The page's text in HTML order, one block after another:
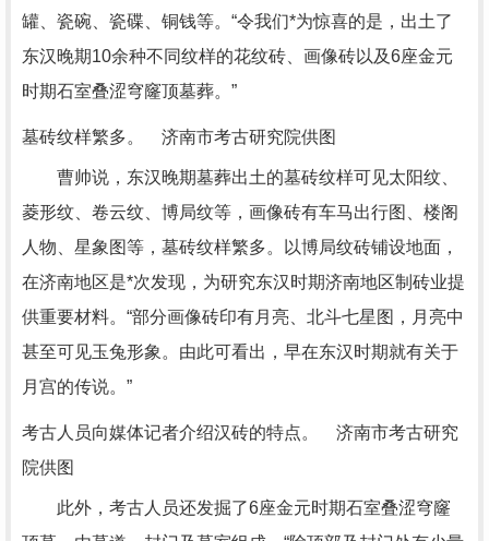
罐、瓷碗、瓷碟、铜钱等。“令我们*为惊喜的是，出土了
东汉晚期10余种不同纹样的花纹砖、画像砖以及6座金元
时期石室叠涩穹窿顶墓葬。”
墓砖纹样繁多。 济南市考古研究院供图
曹帅说，东汉晚期墓葬出土的墓砖纹样可见太阳纹、
菱形纹、卷云纹、博局纹等，画像砖有车马出行图、楼阁
人物、星象图等，墓砖纹样繁多。以博局纹砖铺设地面，
在济南地区是*次发现，为研究东汉时期济南地区制砖业提
供重要材料。“部分画像砖印有月亮、北斗七星图，月亮中
甚至可见玉兔形象。由此可看出，早在东汉时期就有关于
月宫的传说。”
考古人员向媒体记者介绍汉砖的特点。 济南市考古研究
院供图
此外，考古人员还发掘了6座金元时期石室叠涩穹窿